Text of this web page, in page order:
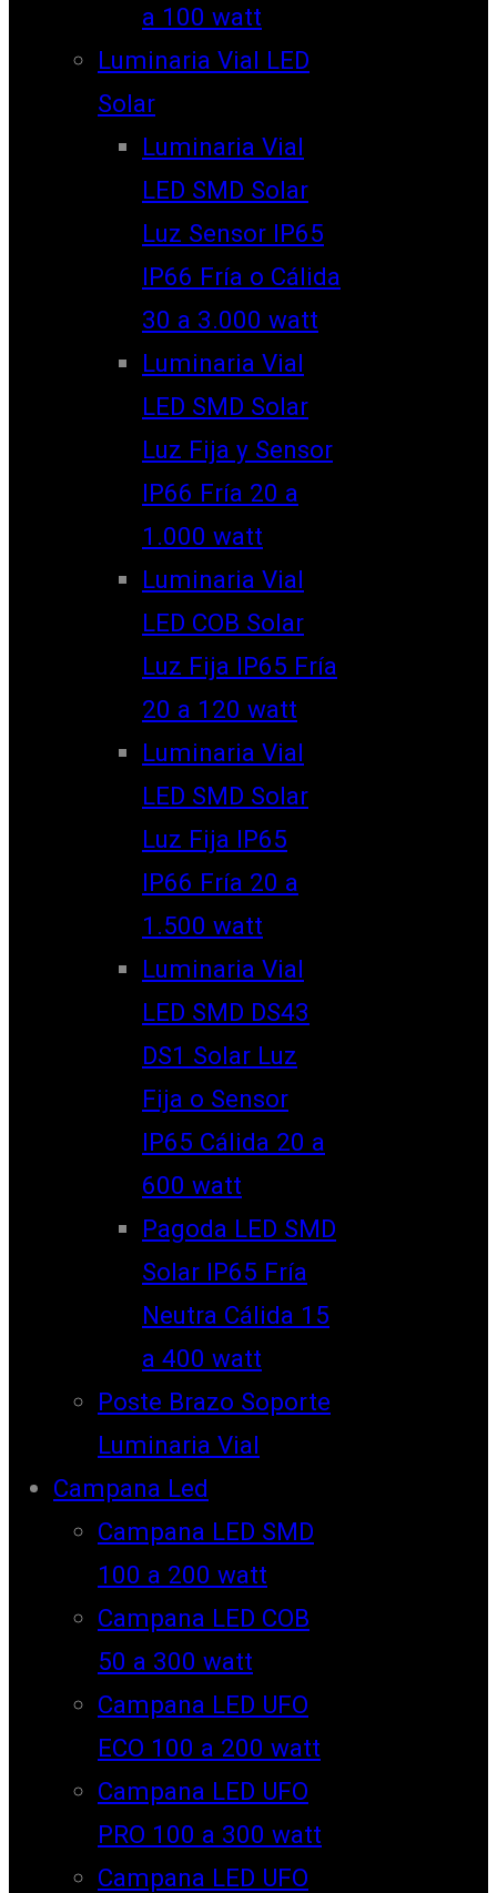
a 100 watt
Luminaria Vial LED
Solar
Luminaria Vial
LED SMD Solar
Luz Sensor IP65
IP66 Fría o Cálida
30 a 3.000 watt
Luminaria Vial
LED SMD Solar
Luz Fija y Sensor
IP66 Fría 20 a
1.000 watt
Luminaria Vial
LED COB Solar
Luz Fija IP65 Fría
20 a 120 watt
Luminaria Vial
LED SMD Solar
Luz Fija IP65
IP66 Fría 20 a
1.500 watt
Luminaria Vial
LED SMD DS43
DS1 Solar Luz
Fija o Sensor
IP65 Cálida 20 a
600 watt
Pagoda LED SMD
Solar IP65 Fría
Neutra Cálida 15
a 400 watt
Poste Brazo Soporte
Luminaria Vial
Campana Led
Campana LED SMD
100 a 200 watt
Campana LED COB
50 a 300 watt
Campana LED UFO
ECO 100 a 200 watt
Campana LED UFO
PRO 100 a 300 watt
Campana LED UFO